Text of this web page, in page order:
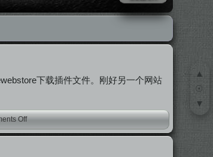
下载插件文件。刚好另一个网站
Off
▲
☉
▼